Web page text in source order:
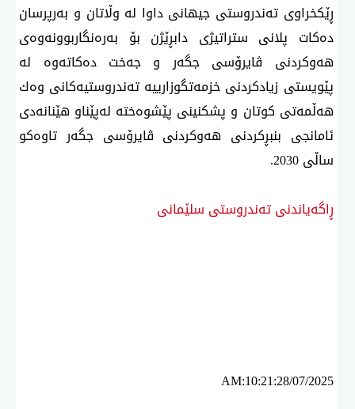
ڕێكخراوی تەندروستی جیهانی داوا لە وڵاتان و بەرپرسان
دەكات پلانی ستراتیژی دابڕێژن بۆ بەرەنگاربوونەوەی
هەوكردنی ڤایرۆسی جگەر و جەخت دەكاتەوە لە
پێویستی زیادكردنی خزمەتگوزارییە تەندروستیەكانی وەك
هەڵمەتی كوتان و پشكنینی پێشوەختە لەپێناو هێنانەدی
ئامانجی بنبڕكردنی هەوكردنی ڤایرۆسی جگەر تاوەكو
ساڵی 2030.
ڕاگەیاندنی تەندروستی سلێمانی
AM:10:21:28/07/2025